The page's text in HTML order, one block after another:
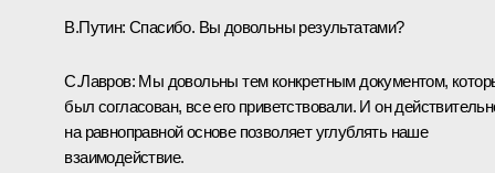
В.Путин: Спасибо. Вы довольны результатами?
С.Лавров: Мы довольны тем конкретным документом,
был согласован, все его приветствовали. И он
на равноправной основе позволяет углублять наше
взаимодействие.